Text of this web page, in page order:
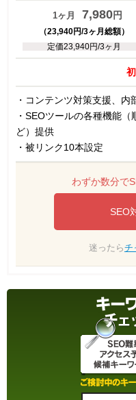
1ヶ月 7,980円
（23,940円/3ヶ月総額）
定価23,940円/3ヶ月
・コンテンツ対策支援、内
・SEOツールの各種機能
ど）提供
・被リンク10本設定
わずか数分で
SEO
迷ったらチ